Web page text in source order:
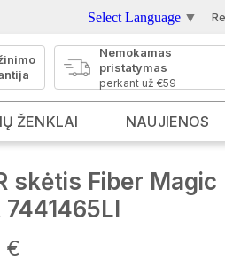
Select Language ▼
Nemokamas
pristatymas
perkant už €59
ŽENKLAI NAUJIENOS
skėtis Fiber Magic
€